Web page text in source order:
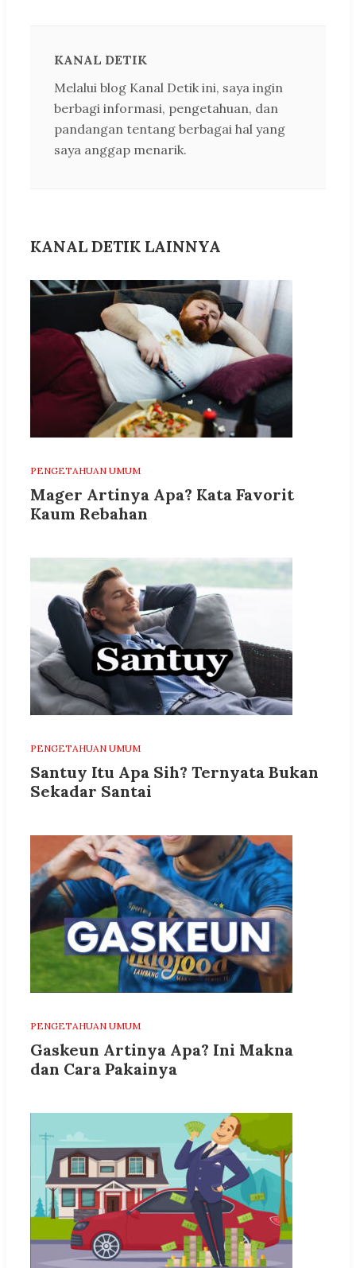
KANAL DETIK
Melalui blog Kanal Detik ini, saya ingin
berbagi informasi, pengetahuan, dan
pandangan tentang berbagai hal yang
saya anggap menarik.
KANAL DETIK LAINNYA
PENGETAHUAN UMUM
Mager Artinya Apa? Kata Favorit
Kaum Rebahan
PENGETAHUAN UMUM
Santuy Itu Apa Sih? Ternyata Bukan
Sekadar Santai
PENGETAHUAN UMUM
Gaskeun Artinya Apa? Ini Makna
dan Cara Pakainya